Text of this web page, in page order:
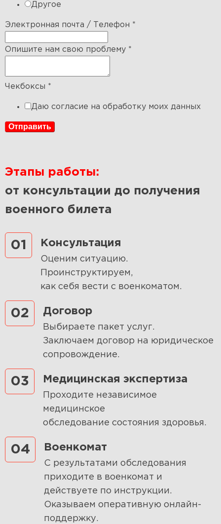
Другое
Электронная почта / Телефон *
Опишите нам свою проблему *
Чекбоксы *
Даю согласие на обработку моих данных
Отправить
Этапы работы:
от консультации до получения
военного билета
01 Консультация
Оценим ситуацию.
Проинструктируем,
как себя вести с военкоматом.
02 Договор
Выбираете пакет услуг.
Заключаем договор на юридическое
сопровождение.
03 Медицинская экспертиза
Проходите независимое
медицинское
обследование состояния здоровья.
04 Военкомат
С результатами обследования
приходите в военкомат и
действуете по инструкции.
Оказываем оперативную онлайн-
поддержку.